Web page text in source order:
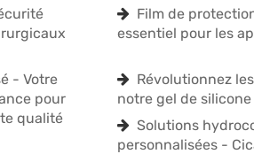
Film de
essentiel pour les
- Votre
pour
qualité
Révolutionnez
notre gel de
Solutions
personnalisées -